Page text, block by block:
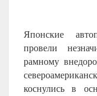
Японские
провели
рамному
коснулись в